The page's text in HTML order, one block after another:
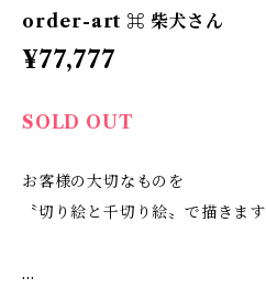
order-art ⌘ 柴犬さん
¥77,777
SOLD OUT
お客様の大切なものを
〝切り絵と千切り絵〟で描きます
…